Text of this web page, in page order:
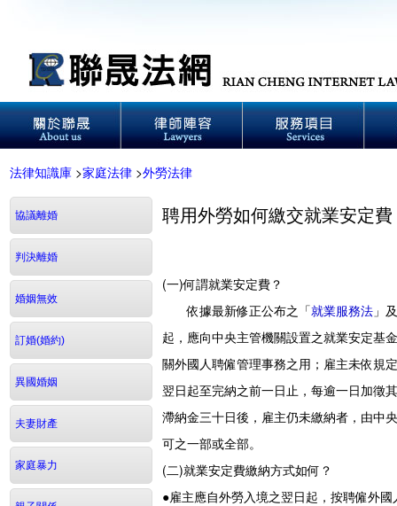
法律知識庫 >家庭法律 >外勞法律
協議離婚
判決離婚
婚姻無效
訂婚(婚約)
異國婚姻
夫妻財產
家庭暴力
聘用外勞如何繳交就業安定
(一)何謂就業安定費？
依據最新修正公布之「就業服務法 」
起，應向中央主管機關設置之就業安定基
關外國人聘僱管理事務之用；雇主未依規
翌日起至完納之前一日止，每逾一日加徵
滯納金三十日後，雇主仍未繳納者，由中
可之一部或全部。
(二)就業安定費繳納方式如何？
●雇主應自外勞入境之翌日起，按聘僱外